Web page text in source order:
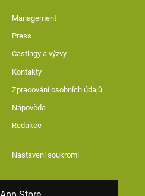
Management
Press
Castingy a výzvy
Kontakty
Zpracování osobních údajů
Nápověda
Redakce
Nastavení soukromí